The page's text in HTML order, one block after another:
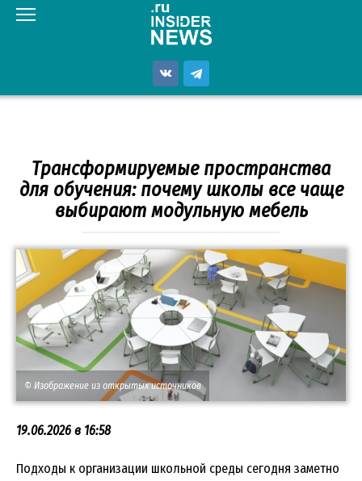
Перейти
Трансформируемые пространства
для обучения: почему школы все чаще
выбирают модульную мебель
© Изображение из открытых источников
19.06.2026 в 16:58
Подходы к организации школьной среды сегодня заметно